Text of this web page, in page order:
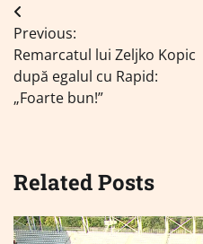
Navigare
în
articole
Previous:
Remarcatul lui Zeljko Kopic
după egalul cu Rapid:
„Foarte bun!”
Related Posts